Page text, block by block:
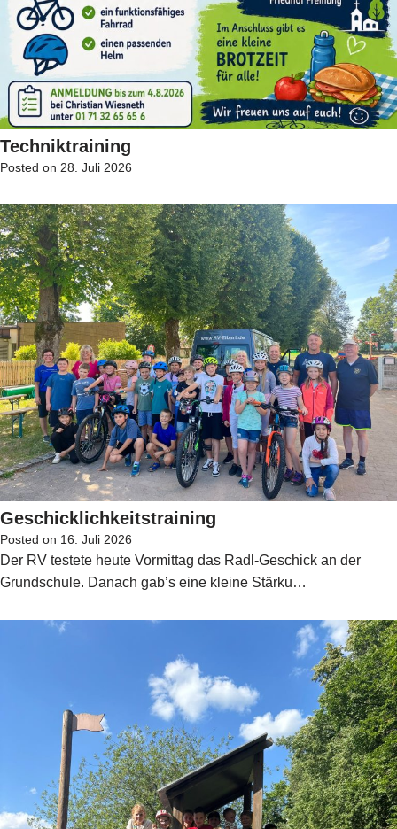
Techniktraining
Posted on 28. Juli 2026
Geschicklichkeitstraining
Posted on 16. Juli 2026
Der RV testete heute Vormittag das Radl-Geschick an der
Grundschule. Danach gab’s eine kleine Stärku…